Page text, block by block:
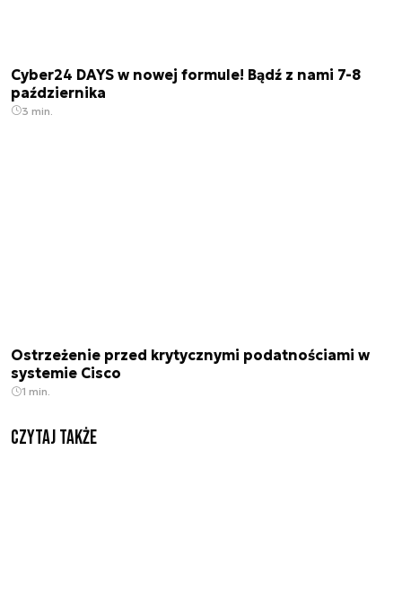
Cyber24 DAYS w nowej formule! Bądź z nami 7-8
października
3 min.
Ostrzeżenie przed krytycznymi podatnościami w
systemie Cisco
1 min.
Czytaj także